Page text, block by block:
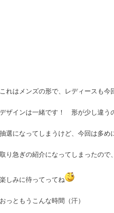
これはメンズの形で、レディースも
デザインは一緒です！ 形が少し違う
抽選になってしまうけど、今回は多
取り急ぎの紹介になってしまったの
楽しみに待ってってね
おっともうこんな時間（汗）